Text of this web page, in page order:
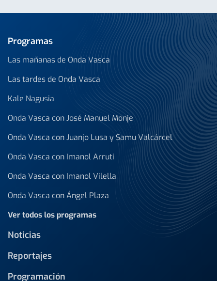
Programas
Las mañanas de Onda Vasca
Las tardes de Onda Vasca
Kale Nagusia
Onda Vasca con José Manuel Monje
Onda Vasca con Juanjo Lusa y Samu Valcárcel
Onda Vasca con Imanol Arruti
Onda Vasca con Imanol Vilella
Onda Vasca con Ángel Plaza
Ver todos los programas
Noticias
Reportajes
Programación